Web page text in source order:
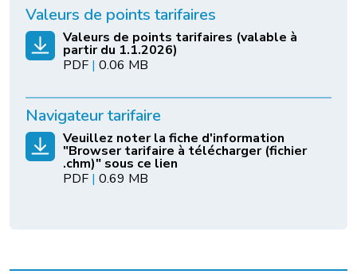
Valeurs de points tarifaires
Valeurs de points tarifaires (valable à
partir du 1.1.2026)
PDF | 0.06 MB
Navigateur tarifaire
Veuillez noter la fiche d'information
"Browser tarifaire à télécharger (fichier
.chm)" sous ce lien
PDF | 0.69 MB